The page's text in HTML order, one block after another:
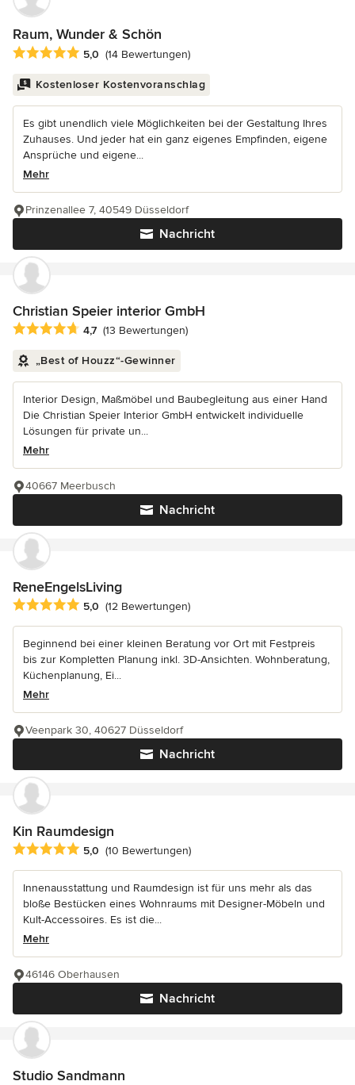
Raum, Wunder & Schön
Durchschnittliche Bewertung: 5 von 5 Sternen
5,0 (14 Bewertungen)
Kostenloser Kostenvoranschlag
Es gibt unendlich viele Möglichkeiten bei der Gestaltung Ihres
Zuhauses. Und jeder hat ein ganz eigenes Empfinden, eigene
Ansprüche und eigene...
Mehr
Nachricht
Prinzenallee 7, 40549 Düsseldorf
Christian Speier interior GmbH
Durchschnittliche Bewertung: 4.7 von 5 Sternen
4,7 (13 Bewertungen)
„Best of Houzz“-Gewinner
Interior Design, Maßmöbel und Baubegleitung aus einer Hand
Die Christian Speier Interior GmbH entwickelt individuelle
Lösungen für private un...
Mehr
Nachricht
40667 Meerbusch
ReneEngelsLiving
Durchschnittliche Bewertung: 5 von 5 Sternen
5,0 (12 Bewertungen)
Beginnend bei einer kleinen Beratung vor Ort mit Festpreis
bis zur Kompletten Planung inkl. 3D-Ansichten. Wohnberatung,
Küchenplanung, Ei...
Mehr
Nachricht
Veenpark 30, 40627 Düsseldorf
Kin Raumdesign
Durchschnittliche Bewertung: 5 von 5 Sternen
5,0 (10 Bewertungen)
Innenausstattung und Raumdesign ist für uns mehr als das
bloße Bestücken eines Wohnraums mit Designer-Möbeln und
Kult-Accessoires. Es ist die...
Mehr
Nachricht
46146 Oberhausen
Studio Sandmann